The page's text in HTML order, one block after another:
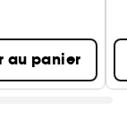
au panier